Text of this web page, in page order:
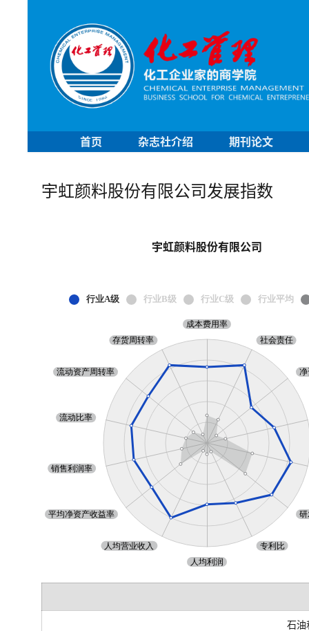
首页 杂志社介绍 期刊论文
宇虹颜料股份有限公司发展指数
宇虹颜料股份有限公司
石油